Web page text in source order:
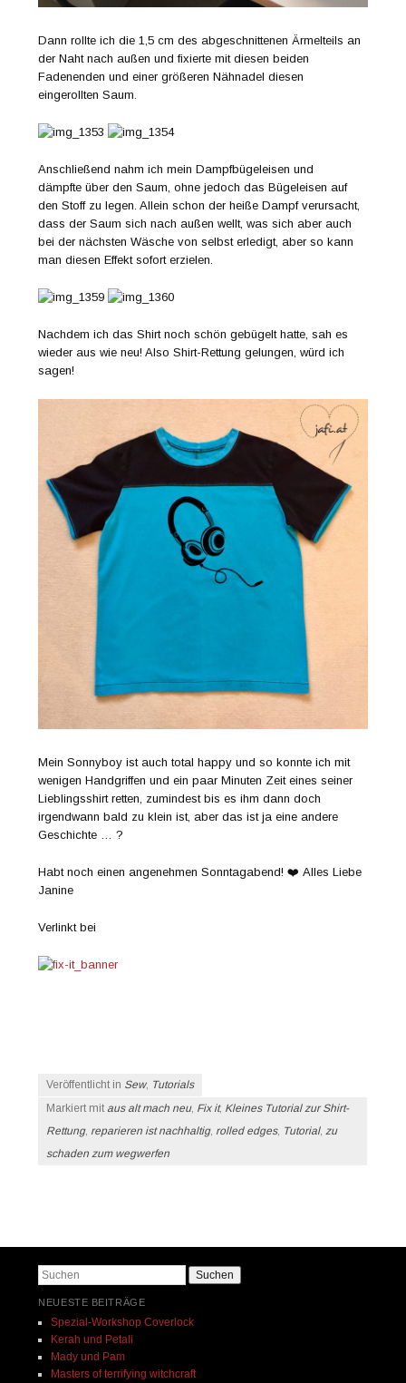
Dann rollte ich die 1,5 cm des abgeschnittenen Ärmelteils an
der Naht nach außen und fixierte mit diesen beiden
Fadenenden und einer größeren Nähnadel diesen
eingerollten Saum.
Anschließend nahm ich mein Dampfbügeleisen und
dämpfte über den Saum, ohne jedoch das Bügeleisen auf
den Stoff zu legen. Allein schon der heiße Dampf verursacht,
dass der Saum sich nach außen wellt, was sich aber auch
bei der nächsten Wäsche von selbst erledigt, aber so kann
man diesen Effekt sofort erzielen.
Nachdem ich das Shirt noch schön gebügelt hatte, sah es
wieder aus wie neu! Also Shirt-Rettung gelungen, würd ich
sagen!
Mein Sonnyboy ist auch total happy und so konnte ich mit
wenigen Handgriffen und ein paar Minuten Zeit eines seiner
Lieblingsshirt retten, zumindest bis es ihm dann doch
irgendwann bald zu klein ist, aber das ist ja eine andere
Geschichte … ?
Habt noch einen angenehmen Sonntagabend! ❤️ Alles Liebe
Janine
Verlinkt bei
Veröffentlicht in Sew, Tutorials
Markiert mit aus alt mach neu, Fix it, Kleines Tutorial zur Shirt-
Rettung, reparieren ist nachhaltig, rolled edges, Tutorial,zu
schaden zum wegwerfen
Suchen
NEUESTE BEITRÄGE
Spezial-Workshop Coverlock
Kerah und Petali
Mady und Pam
Masters of terrifying witchcraft